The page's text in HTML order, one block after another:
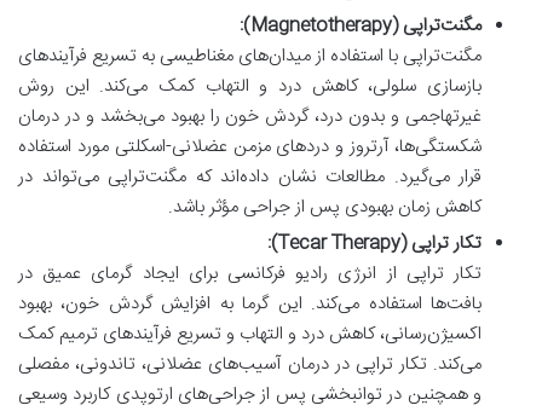
مگنت‌تراپی (Magnetotherapy):
مگنت‌تراپی با استفاده از میدان‌های مغناطیسی به تسریع فرآیندهای
بازسازی سلولی، کاهش درد و التهاب کمک می‌کند. این روش
غیرتهاجمی و بدون درد، گردش خون را بهبود می‌بخشد و در درمان
شکستگی‌ها، آرتروز و دردهای مزمن عضلانی-اسکلتی مورد استفاده
قرار می‌گیرد. مطالعات نشان داده‌اند که مگنت‌تراپی می‌تواند در
کاهش زمان بهبودی پس از جراحی مؤثر باشد.
تکار تراپی (Tecar Therapy):
تکار تراپی از انرژی رادیو فرکانسی برای ایجاد گرمای عمیق در
بافت‌ها استفاده می‌کند. این گرما به افزایش گردش خون، بهبود
اکسیژن‌رسانی، کاهش درد و التهاب و تسریع فرآیندهای ترمیم کمک
می‌کند. تکار تراپی در درمان آسیب‌های عضلانی، تاندونی، مفصلی
و همچنین در توانبخشی پس از جراحی‌های ارتوپدی کاربرد وسیعی